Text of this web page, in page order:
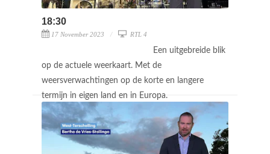
18:30
17 November 2023 RTL 4
Een uitgebreide blik
op de actuele weerkaart. Met de
weersverwachtingen op de korte en langere
termijn in eigen land en in Europa.